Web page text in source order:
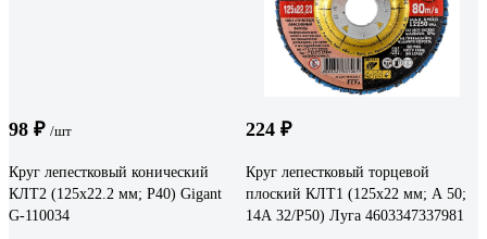
98 ₽ /шт
Круг лепестковый конический
КЛТ2 (125x22.2 мм; P40) Gigant
G-110034
224 ₽
Круг лепестковый торцевой
плоский КЛТ1 (125х22 мм; А 50;
14А 32/Р50) Луга 4603347337981